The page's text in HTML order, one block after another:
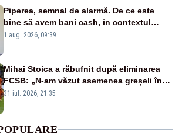
Piperea, semnal de alarmă. De ce este
bine să avem bani cash, în contextul
alertei energetice?
1 aug. 2026, 09:39
Mihai Stoica a răbufnit după eliminarea
FCSB: „N-am văzut asemenea greșeli în
190 de meciuri europene”
31 iul. 2026, 21:35